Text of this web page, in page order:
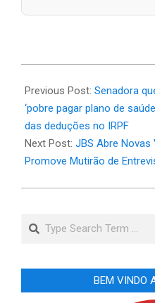
07-
08
Previous Post: Senadora
‘pobre pagar plano de
das deduções no IRPF
Next Post: JBS Abre Novas
Promove Mutirão de
Search
BEM VINDO